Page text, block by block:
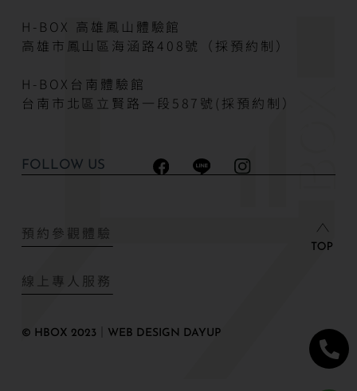
H-BOX 高雄鳳山體驗館
高雄市鳳山區海涵路408號（採預約制）
H-BOX台南體驗館
台南市北區立賢路一段587號(採預約制）
FOLLOW US
預約參觀體驗
線上專人服務
© HBOX 2023｜WEB DESIGN DAYUP